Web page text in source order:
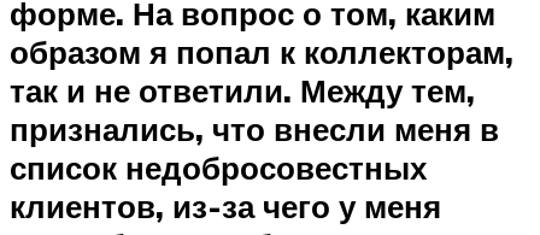
форме. На вопрос о том, каким
образом я попал к коллекторам,
так и не ответили. Между тем,
признались, что внесли меня в
список недобросовестных
клиентов, из-за чего у меня